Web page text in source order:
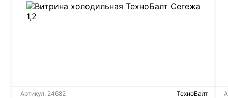
Артикул: 24682 ТехноБалт